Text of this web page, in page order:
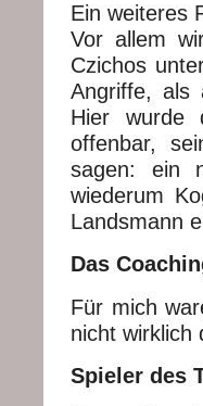
Ein weiteres
Vor allem
Czichos
Angriffe, als
Hier wurde
offenbar,
sagen: ein
wiederum
Landsmann
Das
Für mich
nicht wirklich
Spieler des